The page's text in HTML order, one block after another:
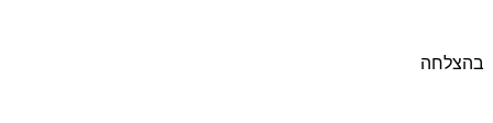
בהצלחה